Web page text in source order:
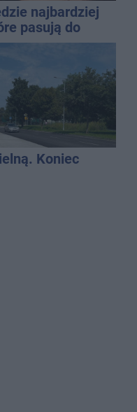
najbardziej
pasują do
Koniec